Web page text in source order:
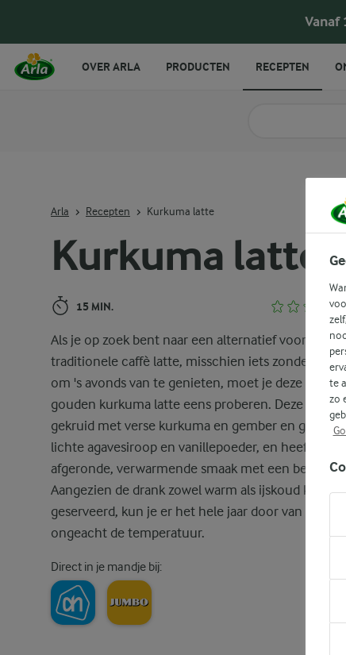
Vanaf
Kurkuma latte
15 MIN.
Als je op zoek bent naar een alternatief voor een
traditionele caffè latte, misschien iets zonder
om 's avonds van te genieten, moet je deze
gouden kurkuma latte eens proberen. Deze latte is
gekruid met verse kurkuma en gember en gezoet
lichte agavesiroop en vanillepoeder, en heeft een
afgeronde, verwarmende smaak met een beetje
Aangezien de drank zowel warm als ijskoud kan
geserveerd, kun je er het hele jaar door van
ongeacht de temperatuur.
Direct in je mandje bij:
Arla Recepten Kurkuma latte
OVER ARLA PRODUCTEN RECEPTEN
te
zo